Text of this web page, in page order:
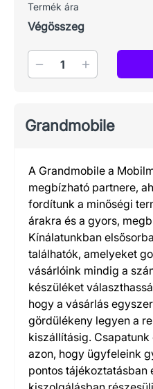
Termék ára
Végösszeg
Mennyiség
Grandmobile
A Grandmobile a
megbízható partnere,
fordítunk a minőségi
árakra és a gyors,
Kínálatunkban
találhatók, amelyeket
vásárlóink mindig a
készüléket
hogy a vásárlás
gördülékeny legyen a
kiszállításig.
azon, hogy ügyfeleink
pontos tájékoztatásban